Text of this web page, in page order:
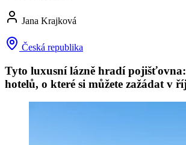
Jana Krajková
Česká republika
Tyto luxusní lázně hradí
hotelů, o které si můžete zažádat v